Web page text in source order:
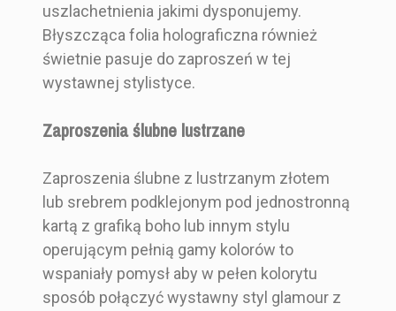
uszlachetnienia jakimi dysponujemy.
Błyszcząca folia holograficzna również
świetnie pasuje do zaproszeń w tej
wystawnej stylistyce.
Zaproszenia ślubne lustrzane
Zaproszenia ślubne z lustrzanym złotem
lub srebrem podklejonym pod jednostronną
kartą z grafiką boho lub innym stylu
operującym pełnią gamy kolorów to
wspaniały pomysł aby w pełen kolorytu
sposób połączyć wystawny styl glamour z